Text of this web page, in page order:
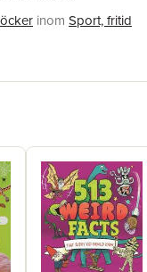
inom Sport, fritid